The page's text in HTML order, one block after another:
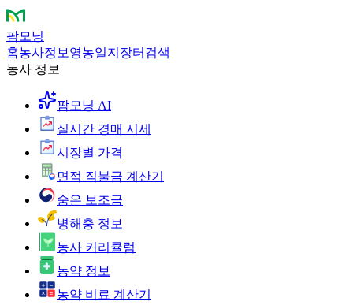
팜모닝
홈농사정보 영농일지 장터 검색
농사 정보
팜모닝 AI
실시간 경매 시세
시장별 가격
면적 직불금 계산기
숨은 보조금
병해충 정보
농사 커리큘럼
농약 정보
농약 비료 계산기